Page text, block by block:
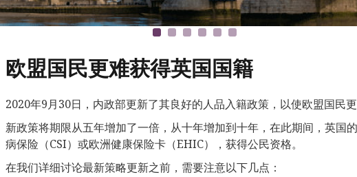
欧盟国民更难获得英国国籍
2020年9月30日，内政部更新了其良好的人品入籍政策，以使欧盟国民更
新政策将期限从五年增加了一倍，从十年增加到十年，在此期间，英国
病保险（CSI）或欧洲健康保险卡（EHIC），获得公民资格。
在我们详细讨论最新策略更新之前，需要注意以下几点：